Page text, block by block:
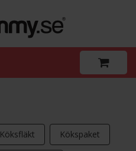
Köksfläkt Kökspaket